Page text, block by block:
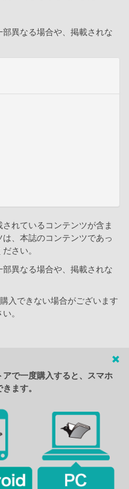
異なる場合や、掲載されな
れているコンテンツが含ま
、本誌のコンテンツであっ
さい。
異なる場合や、掲載されな
入できない場合がございます
。
で一度購入すると、スマホ
ます。